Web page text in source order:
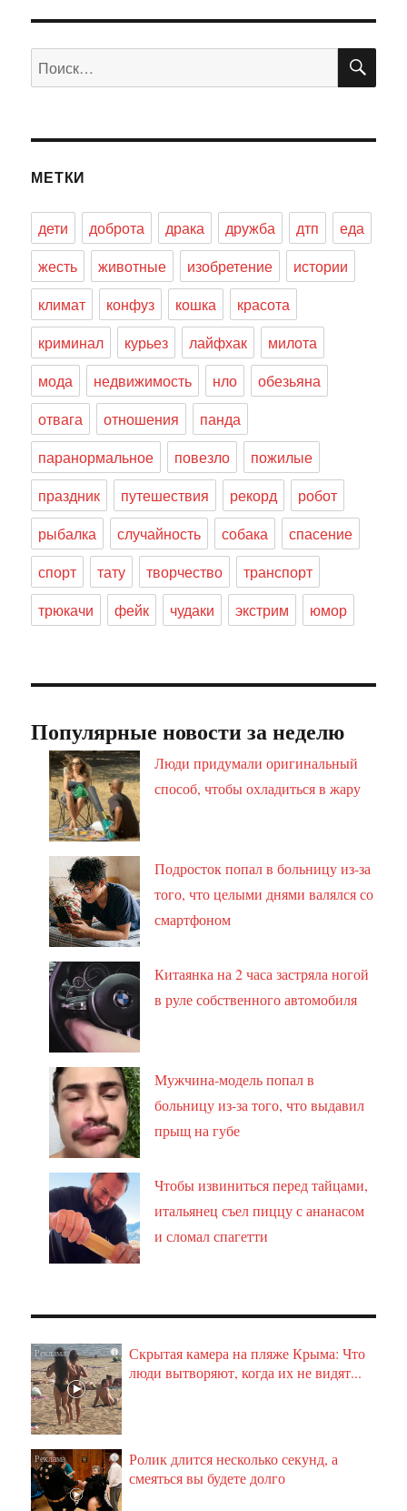
Искать:
МЕТКИ
дети доброта драка дружба дтп
еда
жесть
животные изобретение
истории
климат
конфуз кошка
красота
криминал
курьез лайфхак
милота
мода
недвижимость нло
обезьяна
отвага
отношения
панда
паранормальное
повезло
пожилые
праздник
путешествия рекорд
робот
рыбалка
случайность собака
спасение
спорт
тату творчество
транспорт
трюкачи
фейк чудаки экстрим юмор
Популярные новости за неделю
Люди придумали оригинальный
способ, чтобы охладиться в жару
Подросток попал в больницу из-за
того, что целыми днями валялся со
смартфоном
Китаянка на 2 часа застряла ногой
в руле собственного автомобиля
Мужчина-модель попал в
больницу из-за того, что выдавил
прыщ на губе
Чтобы извиниться перед тайцами,
итальянец съел пиццу с ананасом
и сломал спагетти
i
Скрытая камера на пляже Крыма: Что
люди вытворяют, когда их не видят...
i
Ролик длится несколько секунд, а
смеяться вы будете долго